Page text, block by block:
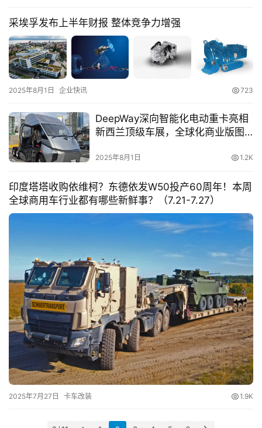
采埃孚发布上半年财报 整体竞争力增强
2025年8月1日 企业快讯 723
DeepWay深向智能化电动重卡亮相
新西兰顶级车展，全球化商业版图
2025年8月1日 1.2K
印度塔塔收购依维柯？东德依发W50投产60周年！本周
全球商用车行业都有哪些新鲜事？（7.21-7.27）
2025年7月27日 卡车改装 1.9K